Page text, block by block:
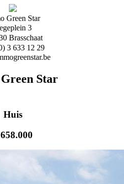
Green Star
3
Brasschaat
3 633 12 29
Star
Huis